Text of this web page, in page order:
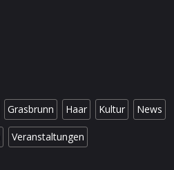
Grasbrunn Haar Kultur News
Veranstaltungen